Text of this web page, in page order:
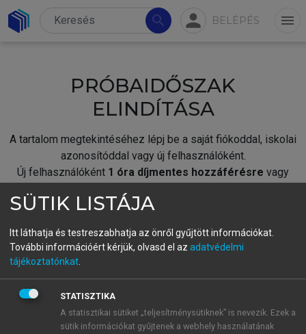
search person BELÉPÉS menu
PRÓBAIDŐSZAK
ELINDÍTÁSA
A tartalom megtekintéséhez lépj be a saját fiókoddal, iskolai
azonosítóddal vagy új felhasználóként.
Új felhasználóként 1 óra díjmentes hozzáférésre vagy
fiókoddal,vagy hozz létre új fiókot.
A regisztráció után apróbaidőszakautomatikusan
BELÉPÉS SAJÁT FIÓKKAL
SÜTIK LISTÁJA
Itt láthatja és testreszabhatja az önről gyűjtött információkat.
További információért kérjük, olvasd el az adatvédelmi
tájékoztatónkat
STATISZTIKA
A statisztikai sütiket „teljesítménysütiknek” is nevezik. Ezek a
sütik információkat gyűjtenek a webhely használatának